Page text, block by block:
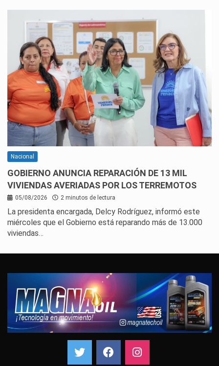
Nacional
GOBIERNO ANUNCIA REPARACIÓN DE 13 MIL
VIVIENDAS AVERIADAS POR LOS TERREMOTOS
05/08/2026 2 minutos de lectura
La presidenta encargada, Delcy Rodríguez, informó este
miércoles que el Gobierno está reparando más de 13.000
viviendas…